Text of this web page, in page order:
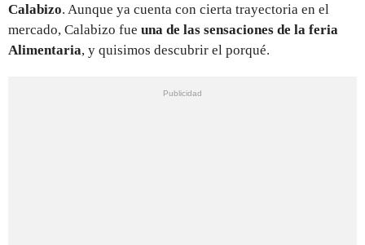
Calabizo. Aunque ya cuenta con cierta trayectoria en el
mercado, Calabizo fue una de las sensaciones de la feria
Alimentaria, y quisimos descubrir el porqué.